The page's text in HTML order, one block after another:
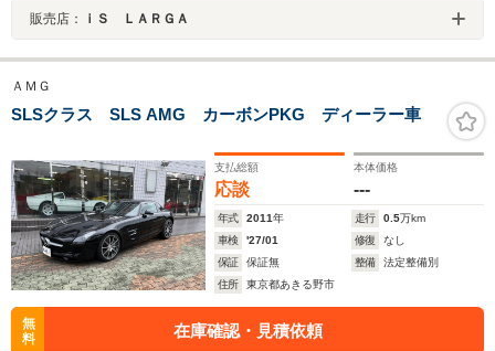
販売店： ｉＳ ＬＡＲＧＡ
ＡＭＧ
SLSクラス SLS AMG カーボンPKG ディーラー車
支払総額
応談
本体価格
---
年式 2011年 走行 0.5万km
車検
'27/01 修復
なし
保証
保証無 整備
法定整備別
住所
東京都あきる野市
無
料
在庫確認・見積依頼